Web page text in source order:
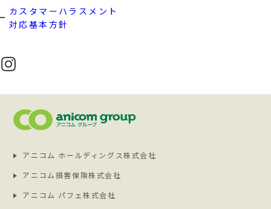
勧誘方針
カスタマーハラスメント
対応基本方針
アニコム ホールディングス株式会社
アニコム損害保険株式会社
アニコム パフェ株式会社